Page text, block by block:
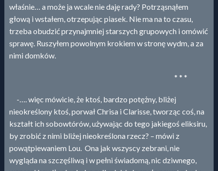
właśnie… a może ja wcale nie daję rady? Potrząsnąłem
głową i wstałem, otrzepując piasek. Nie ma na to czasu,
trzeba obudzić przynajmniej starszych grupowych i omówić
sprawę. Ruszyłem powolnym krokiem w stronę wydm, a za
nimi domków.
* * *
-…. więc mówicie, że ktoś, bardzo potężny, bliżej
nieokreślony ktoś, porwał Chrisa i Clarisse, tworząc coś, na
kształt ich sobowtórów, używając do tego jakiegoś eliksiru,
by zrobić z nimi bliżej nieokreślona rzecz? – mówi z
powątpiewaniem Lou. Ona jak wszyscy zebrani, nie
wygląda na szczęśliwą i w pełni świadomą, nic dziwnego,